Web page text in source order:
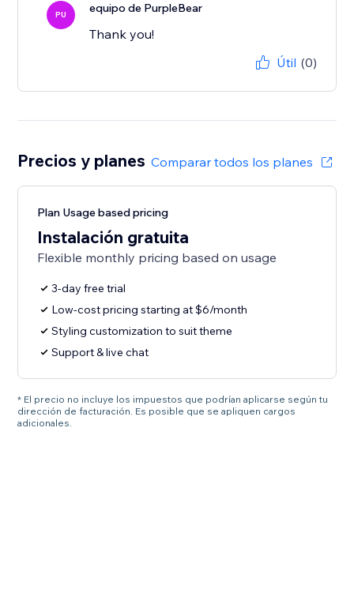
PU equipo de PurpleBear
Thank you!
Útil (0)
Precios y planes Comparar todos los planes
Plan Usage based pricing
Instalación gratuita
Flexible monthly pricing based on usage
3-day free trial
Low-cost pricing starting at $6/month
Styling customization to suit theme
Support & live chat
* El precio no incluye los impuestos que podrían aplicarse según tu
dirección de facturación. Es posible que se apliquen cargos
adicionales.